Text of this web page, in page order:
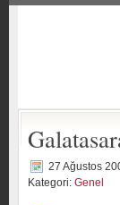
27 Ağustos
Kategori: Genel